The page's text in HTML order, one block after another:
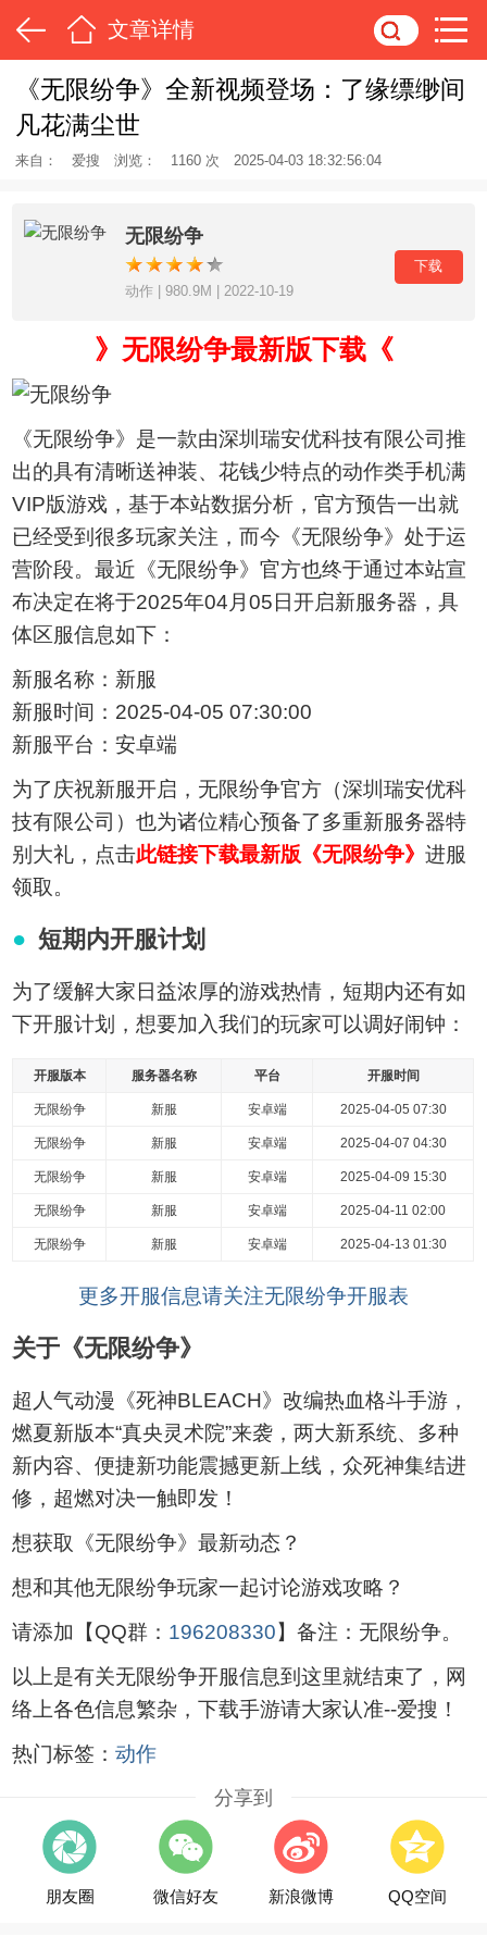
文章详情
《无限纷争》全新视频登场：了缘缥缈间
凡花满尘世
来自： 爱搜 浏览： 1160 次 2025-04-03 18:32:56:04
无限纷争
动作 | 980.9M | 2022-10-19
下载
》无限纷争最新版下载《
《无限纷争》是一款由深圳瑞安优科技有限公司推
出的具有清晰送神装、花钱少特点的动作类手机满
VIP版游戏，基于本站数据分析，官方预告一出就
已经受到很多玩家关注，而今《无限纷争》处于运
营阶段。最近《无限纷争》官方也终于通过本站宣
布决定在将于2025年04月05日开启新服务器，具
体区服信息如下：
新服名称：新服
新服时间：2025-04-05 07:30:00
新服平台：安卓端
为了庆祝新服开启，无限纷争官方（深圳瑞安优科
技有限公司）也为诸位精心预备了多重新服务器特
别大礼，点击此链接下载最新版《无限纷争》进服
领取。
短期内开服计划
为了缓解大家日益浓厚的游戏热情，短期内还有如
下开服计划，想要加入我们的玩家可以调好闹钟：
开服版本 服务器名称 平台 开服时间
无限纷争 新服 安卓端 2025-04-05 07:30
无限纷争 新服 安卓端 2025-04-07 04:30
无限纷争 新服 安卓端 2025-04-09 15:30
无限纷争 新服 安卓端 2025-04-11 02:00
无限纷争 新服 安卓端 2025-04-13 01:30
更多开服信息请关注无限纷争开服表
关于《无限纷争》
超人气动漫《死神BLEACH》改编热血格斗手游，
燃夏新版本“真央灵术院”来袭，两大新系统、多种
新内容、便捷新功能震撼更新上线，众死神集结进
修，超燃对决一触即发！
想获取《无限纷争》最新动态？
想和其他无限纷争玩家一起讨论游戏攻略？
请添加【QQ群： 196208330】备注：无限纷争。
以上是有关无限纷争开服信息到这里就结束了，网
络上各色信息繁杂，下载手游请大家认准--爱搜！
热门标签：动作
分享到
朋友圈 微信好友 新浪微博 QQ空间